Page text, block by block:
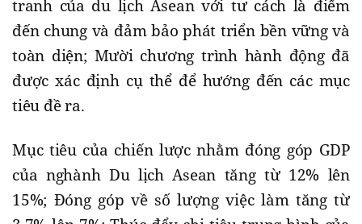
tranh của du lịch Asean với tư cách là điểm
đến chung và đảm bảo phát triển bền vững và
toàn diện; Mười chương trình hành động đã
được xác định cụ thể để hướng đến các mục
tiêu đề ra.
Mục tiêu của chiến lược nhằm đóng góp GDP
của nghành Du lịch Asean tăng từ 12% lên
15%; Đóng góp về số lượng việc làm tăng từ